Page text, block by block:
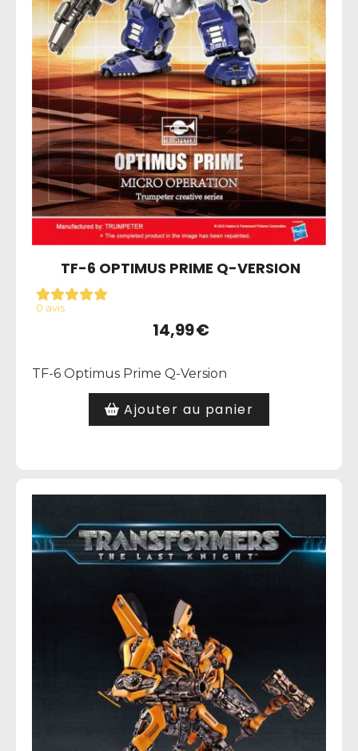
TF-6 OPTIMUS PRIME Q-VERSION
0 avis
14,99€
TF-6 Optimus Prime Q-Version
Ajouter au panier